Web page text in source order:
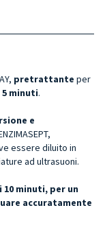
pretrattante per
minuti.
e
essere diluito in
ad ultrasuoni.
minuti, per un
accuratamente